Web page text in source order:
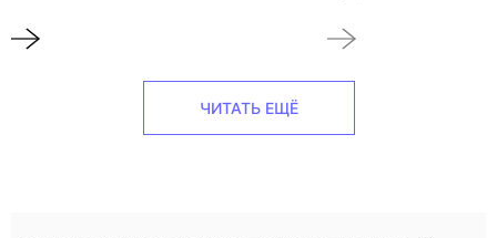
ЧИТАТЬ ЕЩЁ